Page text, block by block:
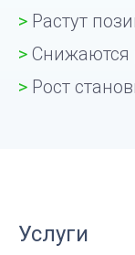
> Растут
> Снижаются
> Рост
Услуги